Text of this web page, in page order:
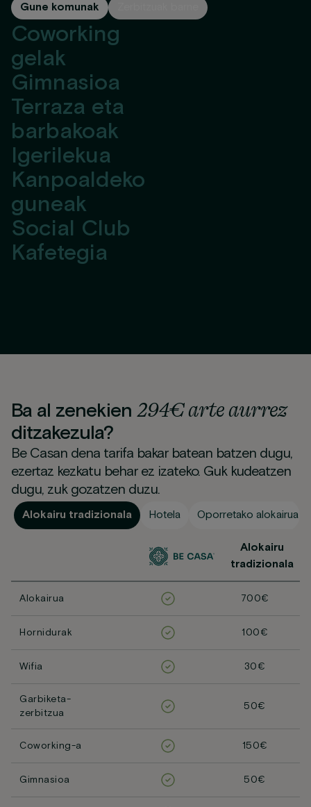
Gune komunak
Coworking
gelak
Gimnasioa
Terraza eta
barbakoak
Igerilekua
Kanpoaldeko
guneak
Social Club
Kafetegia
Ba al zenekien 294€ arte aurrez
ditzakezula?
Be Casan dena tarifa bakar batean batzen dugu,
ezertaz kezkatu behar ez izateko. Guk kudeatzen
dugu, zuk gozatzen duzu.
Alokairu tradizionala Hotela Oporretako alokairua
Alokairu
tradizionala
Alokairua 700€
Hornidurak 100€
Wifia 30€
Garbiketa-
zerbitzua
50€
Coworking-a 150€
Gimnasioa 50€